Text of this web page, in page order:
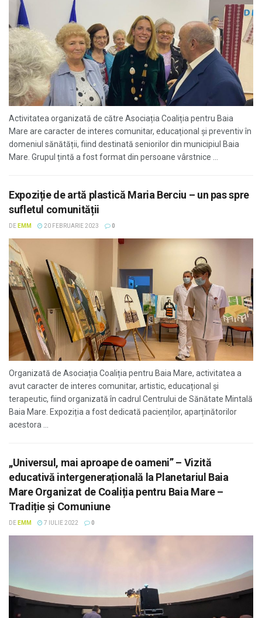
Activitatea organizată de către Asociația Coaliția pentru Baia
Mare are caracter de interes comunitar, educațional și preventiv în
domeniul sănătății, fiind destinată seniorilor din municipiul Baia
Mare. Grupul țintă a fost format din persoane vârstnice ...
Expoziție de artă plastică Maria Berciu – un pas spre
sufletul comunității
DE EMM 20 FEBRUARIE 2023 0
Organizată de Asociația Coaliția pentru Baia Mare, activitatea a
avut caracter de interes comunitar, artistic, educațional și
terapeutic, fiind organizată în cadrul Centrului de Sănătate Mintală
Baia Mare. Expoziția a fost dedicată pacienților, aparținătorilor
acestora ...
„Universul, mai aproape de oameni” – Vizită
educativă intergenerațională la Planetariul Baia
Mare Organizat de Coaliția pentru Baia Mare –
Tradiție și Comuniune
DE EMM 7 IULIE 2022 0